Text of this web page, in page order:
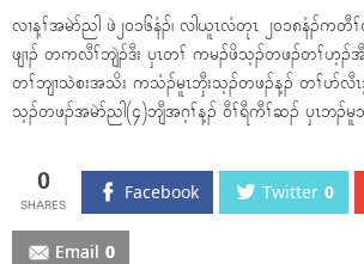
လၢန့ၢ်အမဲာ်ညါ ဖဲ၂၀၁၆နံၣ်၊ လါယူၤလံတုၤ ၂၀၁၈နံၣ်ကတီ
ဖျၢၣ် တကလီၢ်ဘျဲၣ်ဒီး ၦၤတၢ် ကမၣ်ဖိသ့ၣ်တဖၣ်တၢ်ဟ့
တၢ်ဘျၢသဲစးအသိး ကသံၣ်မူၤဘှီးသ့ၣ်တဖၣ်န့ၣ် တၢ်ပာ်လီၤ
သ့ၣ်တဖၣ်အမဲာ်ညါ(၄)ဘျီအဂ့ၢ်န့ၣ် ၀ီၢ်ရီကီၢ်ဆၣ် ၦၤဘၣ်မူဘ
0 Facebook Twitter 0
Email 0